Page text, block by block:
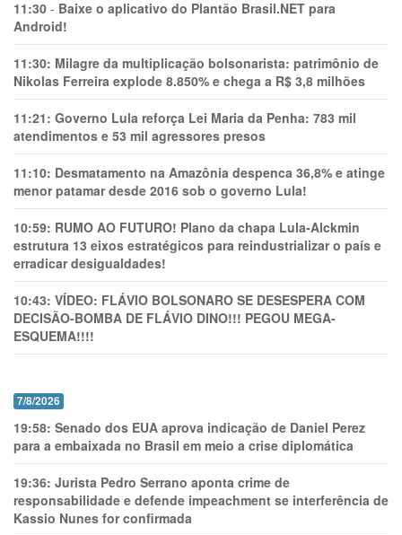
11:30 - Baixe o aplicativo do Plantão Brasil.NET para
Android!
11:30: Milagre da multiplicação bolsonarista: patrimônio de
Nikolas Ferreira explode 8.850% e chega a R$ 3,8 milhões
11:21: Governo Lula reforça Lei Maria da Penha: 783 mil
atendimentos e 53 mil agressores presos
11:10: Desmatamento na Amazônia despenca 36,8% e atinge
menor patamar desde 2016 sob o governo Lula!
10:59: RUMO AO FUTURO! Plano da chapa Lula-Alckmin
estrutura 13 eixos estratégicos para reindustrializar o país e
erradicar desigualdades!
10:43: VÍDEO: FLÁVIO BOLSONARO SE DESESPERA COM
DECISÃO-BOMBA DE FLÁVIO DINO!!! PEGOU MEGA-
ESQUEMA!!!!
7/8/2026
19:58: Senado dos EUA aprova indicação de Daniel Perez
para a embaixada no Brasil em meio a crise diplomática
19:36: Jurista Pedro Serrano aponta crime de
responsabilidade e defende impeachment se interferência de
Kassio Nunes for confirmada